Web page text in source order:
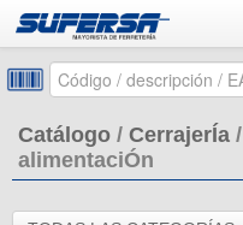
Catálogo / CerrajerÍa /
alimentaciÓn